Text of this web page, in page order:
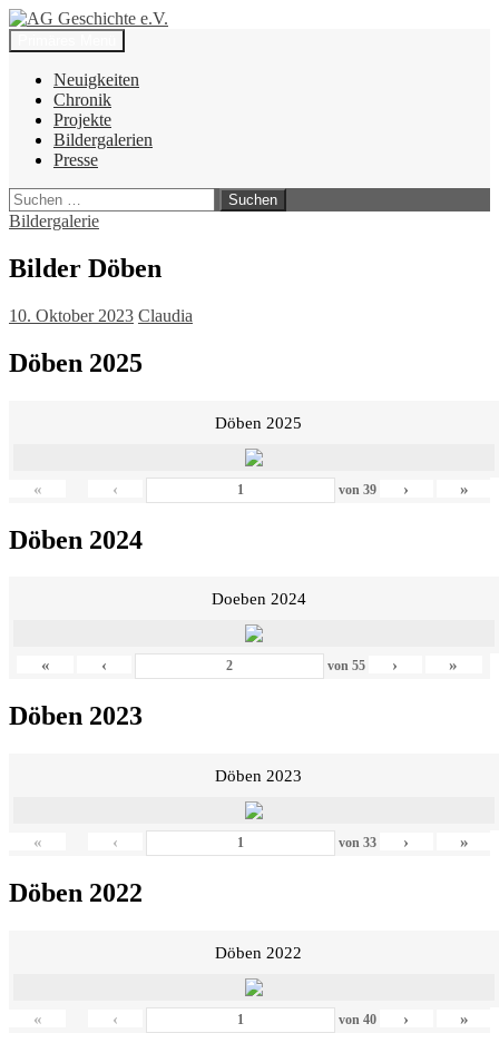
Zum
Inhalt
springen
AG Geschichte e.V.
Suchen
Neuigkeiten
Chronik
Projekte
Bildergalerien
Presse
Suchen
nach:
Bildergalerie
Bilder Döben
10. Oktober 2023 Claudia
Döben 2025
Döben 2025
« ‹ von 39 › »
Döben 2024
Doeben 2024
« ‹ von 55 › »
Döben 2023
Döben 2023
« ‹ von 33 › »
Döben 2022
Döben 2022
« ‹ von 40 › »